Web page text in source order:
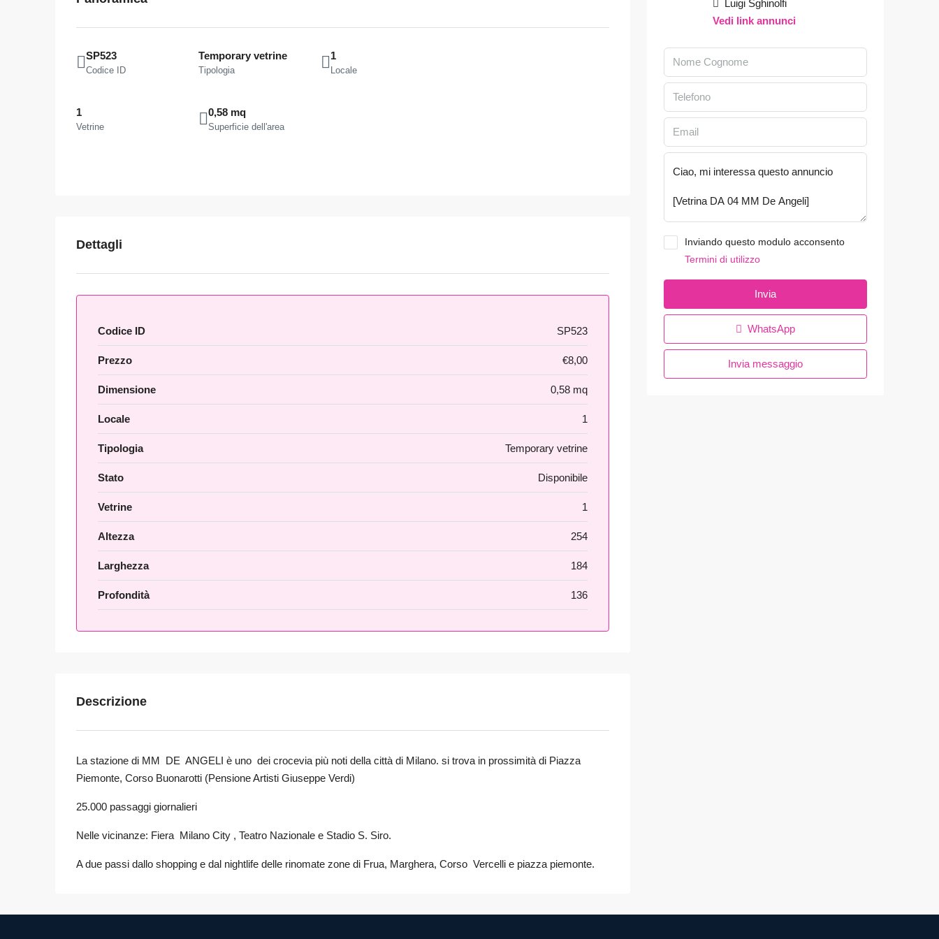
SP523
Codice ID
Temporary vetrine
Tipologia
1
Locale
1
Vetrine
0,58 mq
Superficie dell'area
Dettagli
Codice ID SP523
Prezzo €8,00
Dimensione 0,58 mq
Locale 1
Tipologia Temporary vetrine
Stato Disponibile
Vetrine 1
Altezza 254
Larghezza 184
Profondità 136
Descrizione
La stazione di MM DE ANGELI è uno dei crocevia più noti della città di Milano. si trova in prossimità di Piazza
Piemonte, Corso Buonarotti (Pensione Artisti Giuseppe Verdi)
25.000 passaggi giornalieri
Nelle vicinanze: Fiera Milano City , Teatro Nazionale e Stadio S. Siro.
A due passi dallo shopping e dal nightlife delle rinomate zone di Frua, Marghera, Corso Vercelli e piazza piemonte.
Luigi Sghinolfi
Vedi link annunci
Inviando questo modulo acconsento
Termini di utilizzo
Invia
WhatsApp
Invia messaggio